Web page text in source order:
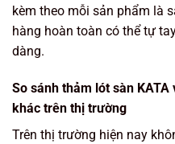
kèm theo mỗi sản phẩm là
hàng hoàn toàn có thể tự
dàng.
So sánh thảm lót sàn
khác trên thị trường
Trên thị trường hiện nay